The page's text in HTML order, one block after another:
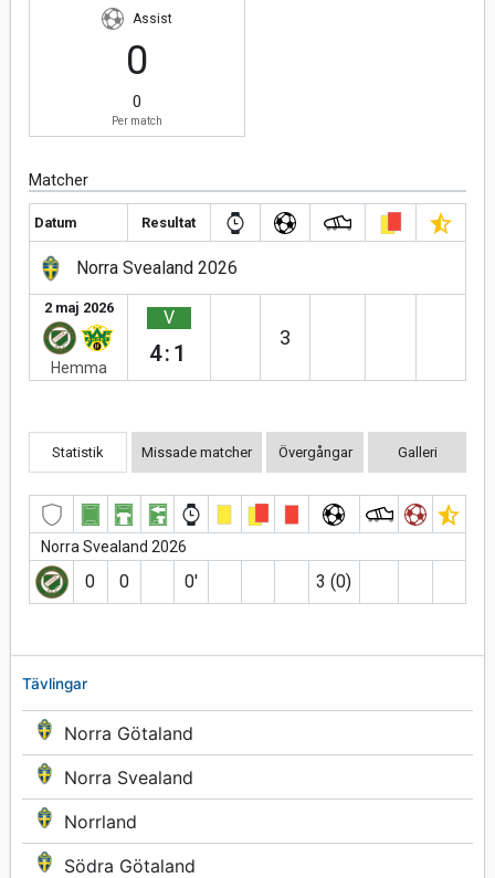
Tävlingar
Norra Götaland
Norra Svealand
Norrland
Södra Götaland
Assist
0
0
Per match
Matcher
Datum Resultat
Norra Svealand 2026
2 maj 2026
Hemma
V
4:1
3
Statistik Missade matcher Övergångar Galleri
Norra Svealand 2026
0 0 0′ 3 (0)